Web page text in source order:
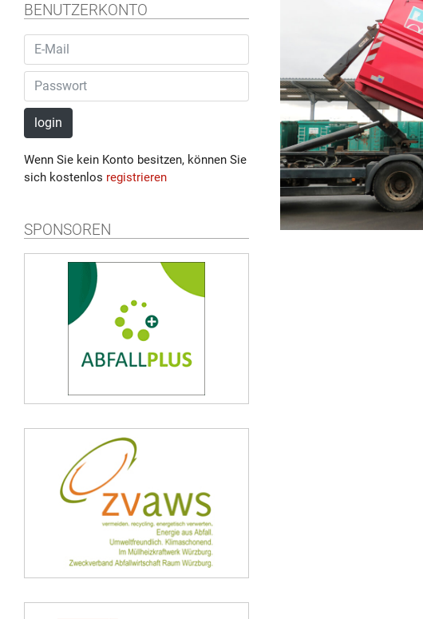
BENUTZERKONTO
login
Wenn Sie kein Konto besitzen, können Sie
sich kostenlos registrieren
SPONSOREN